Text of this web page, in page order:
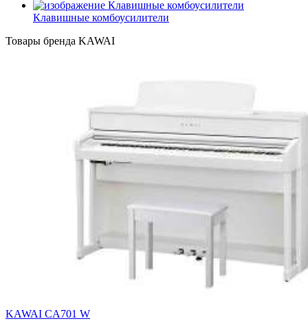
Клавишные комбоусилители
Товары бренда KAWAI
KAWAI CA701 W